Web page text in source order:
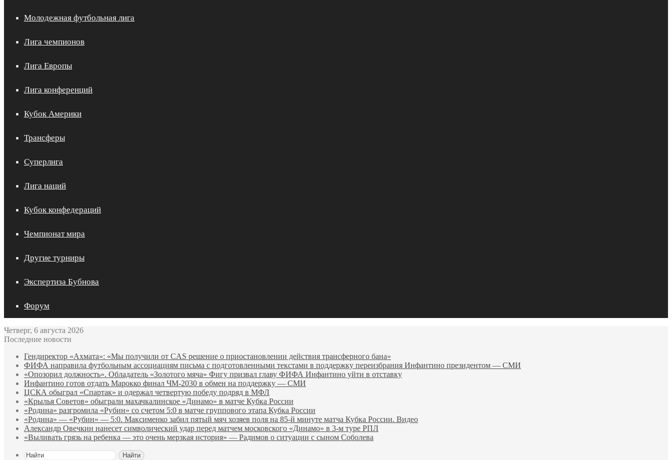
Молодежная футбольная лига
Лига чемпионов
Лига Европы
Лига конференций
Кубок Америки
Трансферы
Суперлига
Лига наций
Кубок конфедераций
Чемпионат мира
Другие турниры
Экспертиза Бубнова
Форум
Четверг, 6 августа 2026
Последние новости
Гендиректор «Ахмата»: «Мы получили от CAS решение о приостановлении действия трансферного бана»
ФИФА направила футбольным ассоциациям письма с подготовленными текстами в поддержку переизбрания Инфантино президентом — СМИ
«Опозорил должность». Обладатель «Золотого мяча» Фигу призвал главу ФИФА Инфантино уйти в отставку
Инфантино готов отдать Марокко финал ЧМ‑2030 в обмен на поддержку — СМИ
ЦСКА обыграл «Спартак» и одержал четвертую победу подряд в МФЛ
«Крылья Советов» обыграли махачкалинское «Динамо» в матче Кубка России
«Родина» разгромила «Рубин» со счетом 5:0 в матче группового этапа Кубка России
«Родина» — «Рубин» — 5:0. Максименко забил пятый мяч хозяев поля на 85‑й минуте матча Кубка России. Видео
Александр Овечкин нанесет символический удар перед матчем московского «Динамо» в 3‑м туре РПЛ
«Выливать грязь на ребенка — это очень мерзкая история» — Радимов о ситуации с сыном Соболева
Найти